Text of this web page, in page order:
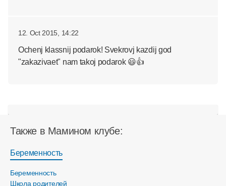
12. Oct 2015, 14:22
Ochenj klassnij podarok! Svekrovj kazdij god
"zakazivaet" nam takoj podarok 😃👍
Также в Мамином клубе:
Беременность
Беременность
Школа родителей